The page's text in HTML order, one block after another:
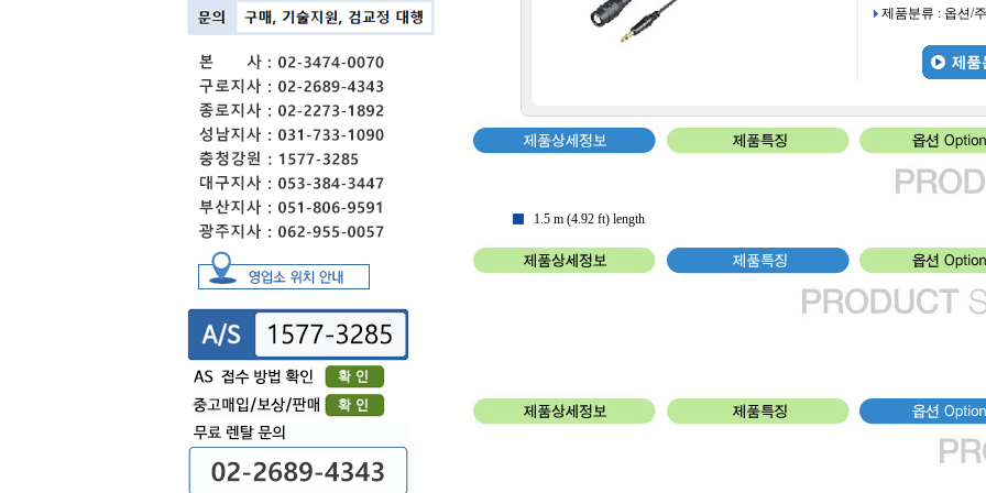
제품분류 : 옵션/
1.5 m (4.92 ft) length